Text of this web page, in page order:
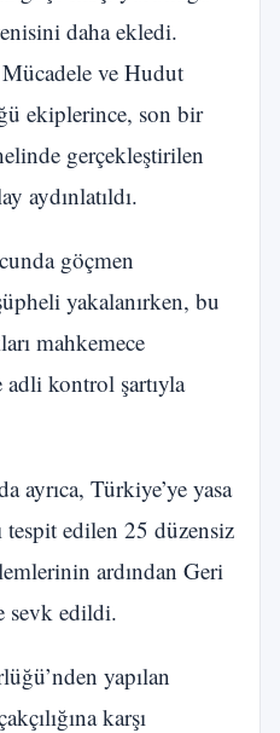
daha ekledi.
Mücadele ve Hudut
ekiplerince, son bir
gerçekleştirilen
aydınlatıldı.
göçmen
yakalanırken, bu
mahkemece
kontrol şartıyla
ayrıca, Türkiye’ye yasa
tespit edilen 25 düzensiz
ardından Geri
sevk edildi.
yapılan
karşı